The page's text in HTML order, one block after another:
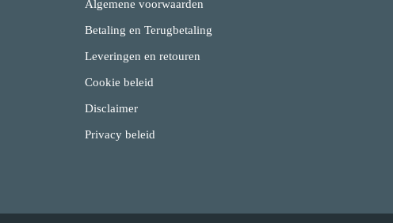
Algemene voorwaarden
Betaling en Terugbetaling
Leveringen en retouren
Cookie beleid
Disclaimer
Privacy beleid